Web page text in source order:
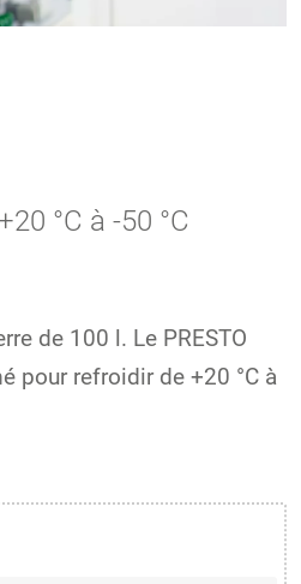
°C à -50 °C
de 100 l. Le PRESTO
pour refroidir de +20 °C à